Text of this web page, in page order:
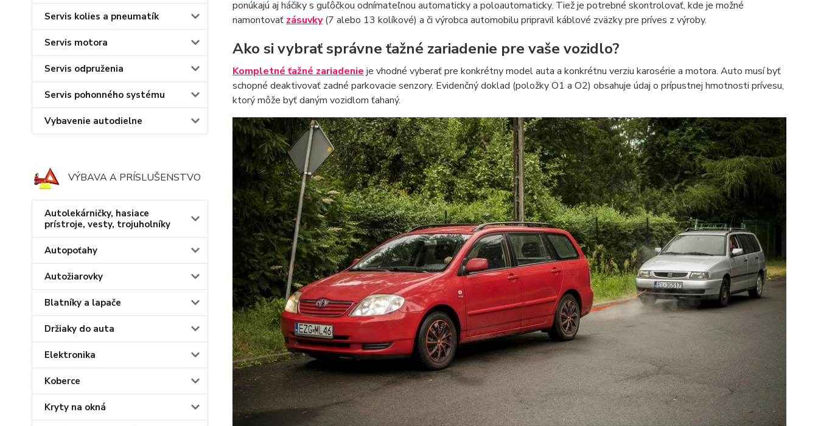
Servis kolies a pneumatík
Servis motora
Servis odpruženia
Servis pohonného systému
Vybavenie autodielne
VÝBAVA A PRÍSLUŠENSTVO
Autolekárničky, hasiace
prístroje, vesty, trojuholníky
Autopoťahy
Autožiarovky
Blatníky a lapače
Držiaky do auta
Elektronika
Koberce
Kryty na okná
ponúkajú aj háčiky s guľôčkou odnímateľnou automaticky a poloautomaticky. Tiež je potrebné skontrolovať, kde je možné
namontovať zásuvky(7 alebo 13 kolíkové) a či výrobca automobilu pripravil káblové zväzky pre príves z výroby.
Ako si vybrať správne ťažné zariadenie pre vaše vozidlo?
Kompletné ťažné zariadenie je vhodné vyberať pre konkrétny model auta a konkrétnu verziu karosérie a motora. Auto musí byť
schopné deaktivovať zadné parkovacie senzory. Evidenčný doklad (položky O1 a O2) obsahuje údaj o prípustnej hmotnosti prívesu,
ktorý môže byť daným vozidlom ťahaný.